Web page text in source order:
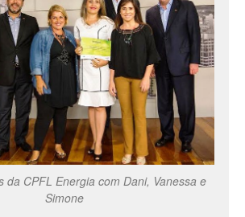
da CPFL Energia com Dani, Vanessa e
Simone